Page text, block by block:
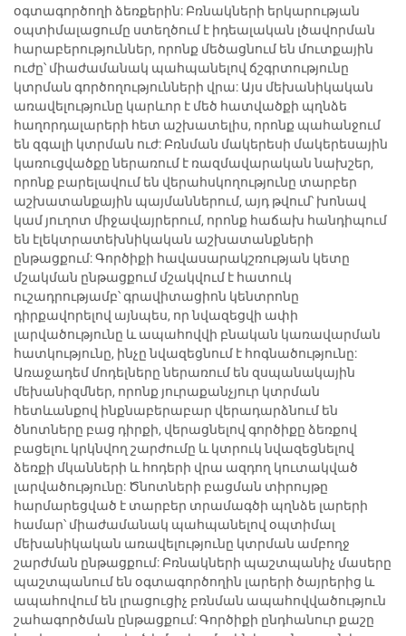
օգտագործողի ձեռքերին: Բռնակների երկարության
օպտիմալացումը ստեղծում է իդեալական լծավորման
հարաբերություններ, որոնք մեծացնում են մուտքային
ուժը՝ միաժամանակ պահպանելով ճշգրտությունը
կտրման գործողությունների վրա: Այս մեխանիկական
առավելությունը կարևոր է մեծ հատվածքի պղնձե
հաղորդալարերի հետ աշխատելիս, որոնք պահանջում
են զգալի կտրման ուժ: Բռնման մակերեսի մակերեսային
կառուցվածքը ներառում է ռազմավարական նախշեր,
որոնք բարելավում են վերահսկողությունը տարբեր
աշխատանքային պայմաններում, այդ թվում՝ խոնավ
կամ յուղոտ միջավայրերում, որոնք հաճախ հանդիպում
են էլեկտրատեխնիկական աշխատանքների
ընթացքում: Գործիքի հավասարակշռության կետը
մշակման ընթացքում մշակվում է հատուկ
ուշադրությամբ՝ գրավիտացիոն կենտրոնը
դիրքավորելով այնպես, որ նվազեցվի ափի
լարվածությունը և ապահովվի բնական կառավարման
հատկությունը, ինչը նվազեցնում է հոգնածությունը:
Առաջադեմ մոդելները ներառում են զսպանակային
մեխանիզմներ, որոնք յուրաքանչյուր կտրման
հետևանքով ինքնաբերաբար վերադարձնում են
ծնոտները բաց դիրքի, վերացնելով գործիքը ձեռքով
բացելու կրկնվող շարժումը և կտրուկ նվազեցնելով
ձեռքի մկանների և հոդերի վրա ազդող կուտակված
լարվածությունը: Ծնոտների բացման տիրույթը
հարմարեցված է տարբեր տրամագծի պղնձե լարերի
համար՝ միաժամանակ պահպանելով օպտիմալ
մեխանիկական առավելությունը կտրման ամբողջ
շարժման ընթացքում: Բռնակների պաշտպանիչ մասերը
պաշտպանում են օգտագործողին լարերի ծայրերից և
ապահովում են լրացուցիչ բռնման ապահովվածություն
շահագործման ընթացքում: Գործիքի ընդհանուր քաշը